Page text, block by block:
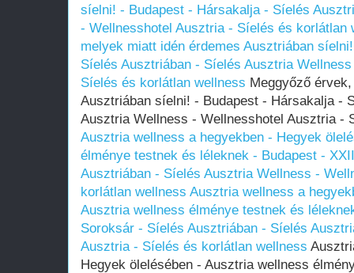
síelni! - Budapest - Hársakalja - Síelés
- Wellnesshotel Ausztria - Síelés és korlátlan
melyek miatt idén érdemes Ausztriában
Síelés Ausztriában - Síelés Ausztria
Síelés és korlátlan wellness Meggyőző
Ausztriában síelni! - Budapest - Hársakalja -
Ausztria Wellness - Wellnesshotel Ausztria -
Ausztria wellness a hegyekben - Hegyek
élménye testnek és léleknek - Budapest -
Ausztriában - Síelés Ausztria Wellness -
korlátlan wellness Ausztria wellness a
Ausztria wellness élménye testnek és
Soroksár - Síelés Ausztriában - Síelés
Ausztria - Síelés és korlátlan wellness
Hegyek ölelésében - Ausztria wellness